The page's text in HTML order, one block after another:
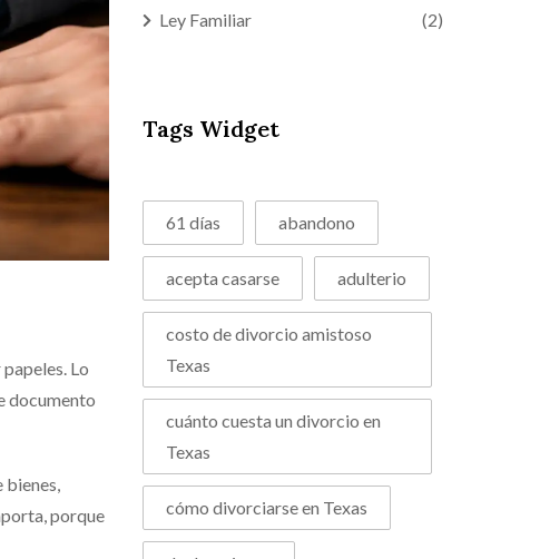
Lo
documento
bienes,
porque
Ley Familiar (2)
Tags Widget
61 días abandono
acepta casarse adulterio
costo de divorcio amistoso
Texas
cuánto cuesta un divorcio en
Texas
cómo divorciarse en Texas